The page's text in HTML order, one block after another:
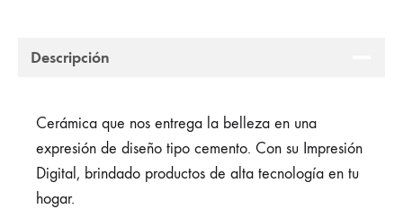
Descripción
Cerámica que nos entrega la belleza en una
expresión de diseño tipo cemento. Con su Impresión
Digital, brindado productos de alta tecnología en tu
hogar.